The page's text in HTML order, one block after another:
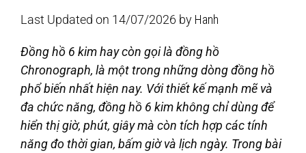
Last Updated on 14/07/2026 by Hanh
Đồng hồ 6 kim hay còn gọi là đồng hồ
Chronograph, là một trong những dòng đồng hồ
phổ biến nhất hiện nay. Với thiết kế mạnh mẽ và
đa chức năng, đồng hồ 6 kim không chỉ dùng để
hiển thị giờ, phút, giây mà còn tích hợp các tính
năng đo thời gian, bấm giờ và lịch ngày. Trong bài